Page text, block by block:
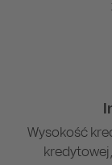
Wysokość